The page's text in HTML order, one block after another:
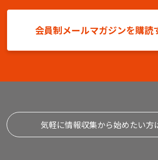
会員制メールマガジンを購読
気軽に情報収集から始めたい方